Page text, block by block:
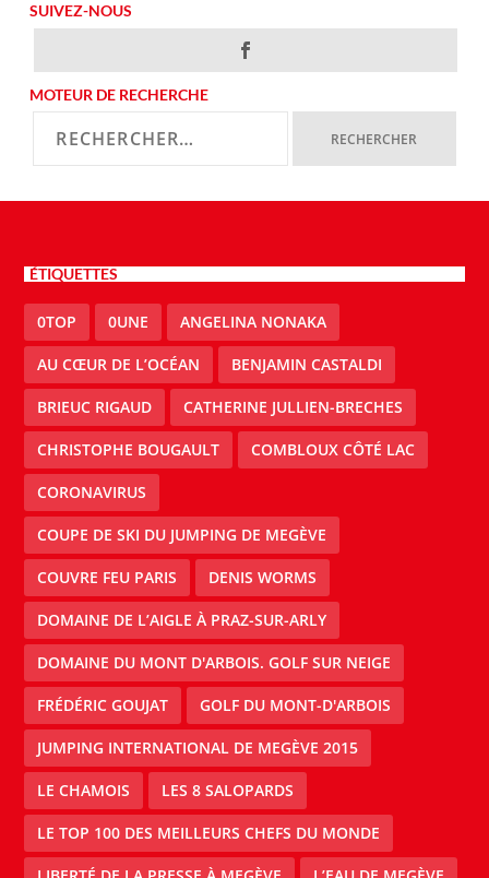
SUIVEZ-NOUS
MOTEUR DE RECHERCHE
ÉTIQUETTES
0TOP 0UNE ANGELINA NONAKA
AU CŒUR DE L’OCÉAN BENJAMIN CASTALDI
BRIEUC RIGAUD CATHERINE JULLIEN-BRECHES
CHRISTOPHE BOUGAULT COMBLOUX CÔTÉ LAC
CORONAVIRUS
COUPE DE SKI DU JUMPING DE MEGÈVE
COUVRE FEU PARIS DENIS WORMS
DOMAINE DE L’AIGLE À PRAZ-SUR-ARLY
DOMAINE DU MONT D'ARBOIS. GOLF SUR NEIGE
FRÉDÉRIC GOUJAT GOLF DU MONT-D'ARBOIS
JUMPING INTERNATIONAL DE MEGÈVE 2015
LE CHAMOIS LES 8 SALOPARDS
LE TOP 100 DES MEILLEURS CHEFS DU MONDE